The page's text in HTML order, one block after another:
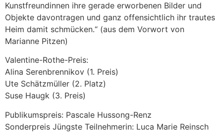
Kunstfreundinnen ihre gerade erworbenen Bilder und
Objekte davontragen und ganz offensichtlich ihr trautes
Heim damit schmücken.“ (aus dem Vorwort von
Marianne Pitzen)
Valentine-Rothe-Preis:
Alina Serenbrennikov (1. Preis)
Ute Schätzmüller (2. Platz)
Suse Haugk (3. Preis)
Publikumspreis: Pascale Hussong-Renz
Sonderpreis Jüngste Teilnehmerin: Luca Marie Reinsch